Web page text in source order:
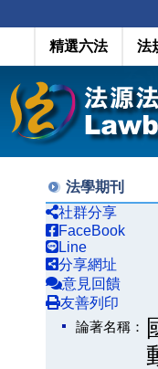
精選六法 法
法學期刊
社群分享
FaceBook
Line
分享網址
意見回饋
友善列印
論著名稱：